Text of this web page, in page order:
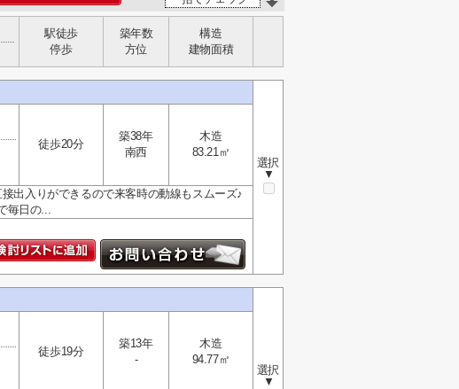
駅徒歩
停歩
築年数
方位
構造
建物面積
選択
▼
徒歩20分
築38年
南西
木造
83.21㎡
出入りができるので来客時の動線もスムーズ♪
毎日の...
選択
▼
徒歩19分
築13年
-
木造
94.77㎡